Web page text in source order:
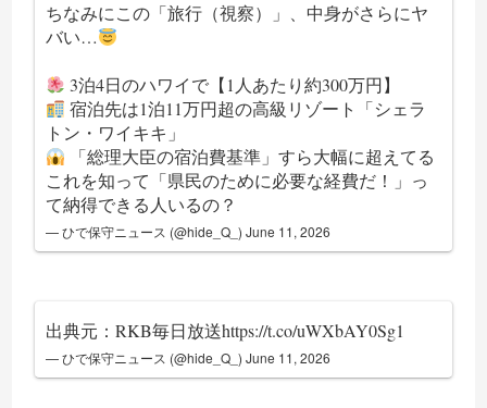
ちなみにこの「旅行（視察）」、中身がさらにヤ
バい…
3泊4日のハワイで【1人あたり約300万円】
宿泊先は1泊11万円超の高級リゾート「シェラ
トン・ワイキキ」
「総理大臣の宿泊費基準」すら大幅に超えてる
これを知って「県民のために必要な経費だ！」っ
て納得できる人いるの？
— ひで保守ニュース (@hide_Q_)June 11, 2026
出典元：RKB毎日放送https://t.co/uWXbAY0Sg1
— ひで保守ニュース (@hide_Q_)June 11, 2026